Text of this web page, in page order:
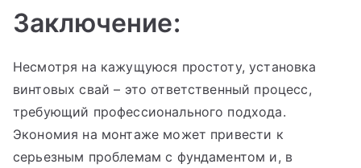
Заключение:
Несмотря на кажущуюся простоту, установка
винтовых свай – это ответственный процесс,
требующий профессионального подхода.
Экономия на монтаже может привести к
серьезным проблемам с фундаментом и, в